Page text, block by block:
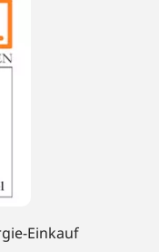
Einkauf